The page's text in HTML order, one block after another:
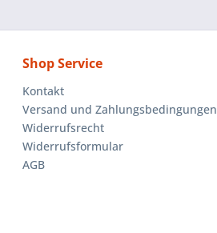
Shop Service
Kontakt
Versand und Zahlungsbedingungen
Widerrufsrecht
Widerrufsformular
AGB